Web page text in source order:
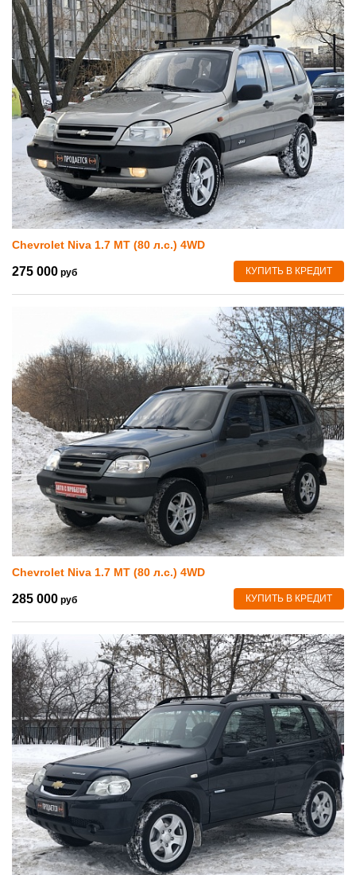
Chevrolet Niva 1.7 MT (80 л.с.) 4WD
275 000 руб КУПИТЬ В КРЕДИТ
Chevrolet Niva 1.7 MT (80 л.с.) 4WD
285 000 руб КУПИТЬ В КРЕДИТ